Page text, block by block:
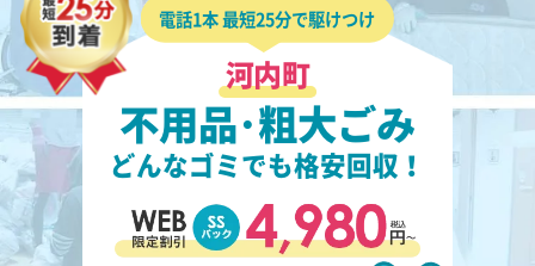
電話1本 最短25分で駆けつけ
河内町
不用品･粗大ごみ
どんなゴミでも格安回収！